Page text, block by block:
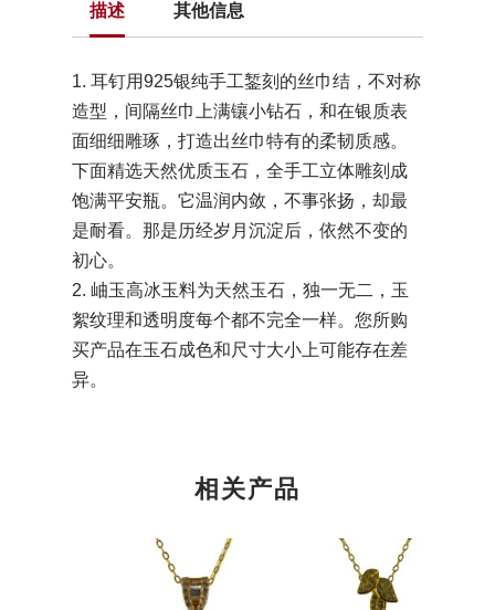
描述 其他信息
1. 耳钉用925银纯手工錾刻的丝巾结，不对称
造型，间隔丝巾上满镶小钻石，和在银质表
面细细雕琢，打造出丝巾特有的柔韧质感。
下面精选天然优质玉石，全手工立体雕刻成
饱满平安瓶。它温润内敛，不事张扬，却最
是耐看。那是历经岁月沉淀后，依然不变的
初心。
2. 岫玉高冰玉料为天然玉石，独一无二，玉
絮纹理和透明度每个都不完全一样。您所购
买产品在玉石成色和尺寸大小上可能存在差
异。
相关产品